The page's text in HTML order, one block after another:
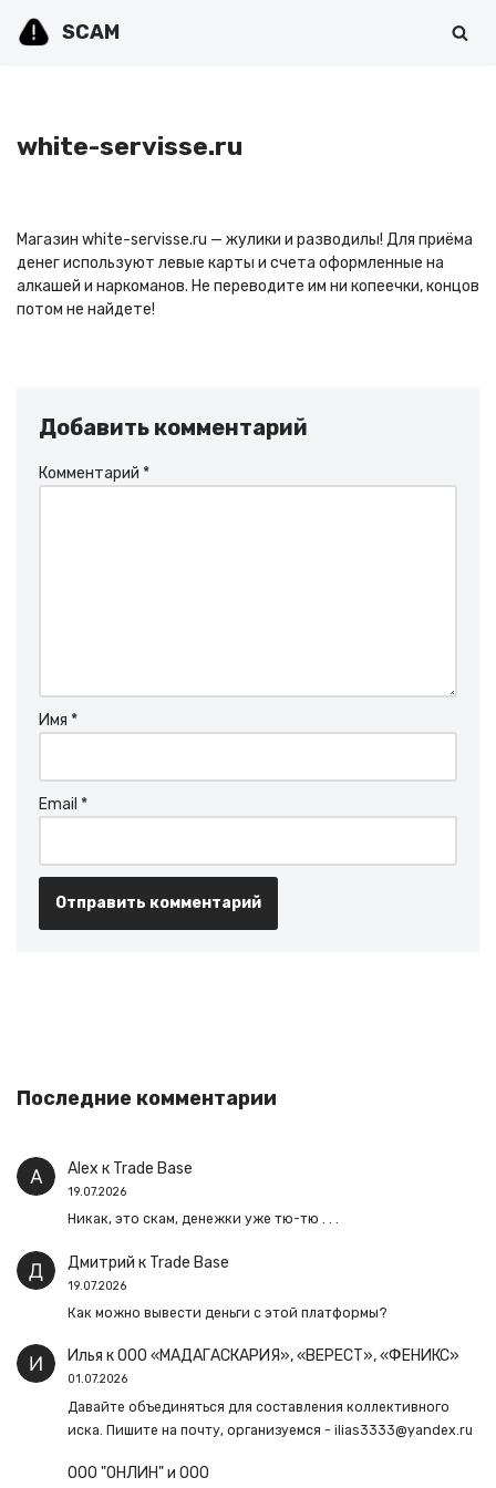
SCAM
white-servisse.ru
Магазин white-servisse.ru — жулики и разводилы! Для приёма
денег используют левые карты и счета оформленные на
алкашей и наркоманов. Не переводите им ни копеечки, концов
потом не найдете!
Добавить комментарий
Комментарий *
Имя *
Email *
Последние комментарии
Alex к Trade Base
19.07.2026
Никак, это скам, денежки уже тю-тю . . .
Дмитрий к Trade Base
19.07.2026
Как можно вывести деньги с этой платформы?
Илья кООО «МАДАГАСКАРИЯ», «ВЕРЕСТ», «ФЕНИКС»
01.07.2026
Давайте объединяться для составления коллективного
иска. Пишите на почту, организуемся - ilias3333@yandex.ru
ООО "ОНЛИН" и ООО